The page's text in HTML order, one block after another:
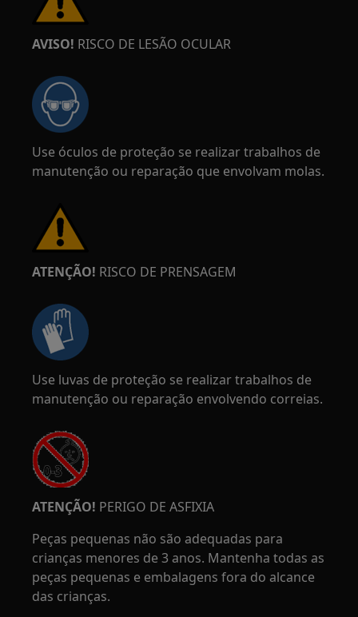
AVISO! RISCO DE LESÃO OCULAR
Use óculos de proteção se realizar trabalhos de
manutenção ou reparação que envolvam molas.
ATENÇÃO! RISCO DE PRENSAGEM
Use luvas de proteção se realizar trabalhos de
manutenção ou reparação envolvendo correias.
ATENÇÃO! PERIGO DE ASFIXIA
Peças pequenas não são adequadas para
crianças menores de 3 anos. Mantenha todas as
peças pequenas e embalagens fora do alcance
das crianças.